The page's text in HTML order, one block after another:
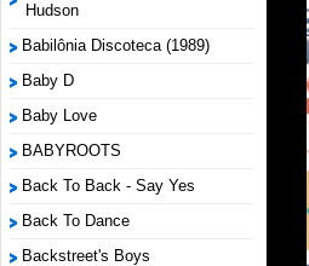
Hudson
Babilônia Discoteca (1989)
Baby D
Baby Love
BABYROOTS
Back To Back - Say Yes
Back To Dance
Backstreet's Boys